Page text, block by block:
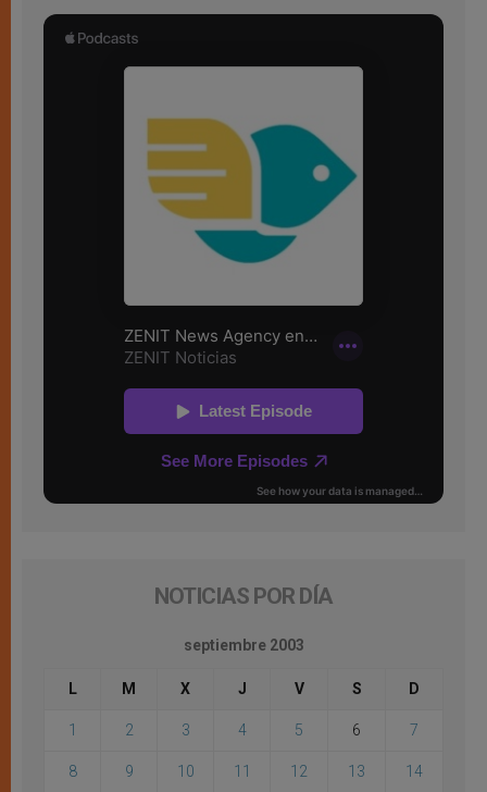
NOTICIAS POR DÍA
septiembre 2003
L M X J V S D
1 2 3 4 5 6 7
8 9 10 11 12 13 14